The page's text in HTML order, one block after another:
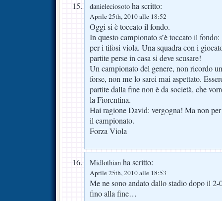
danieleciosoto ha scritto:
Aprile 25th, 2010 alle 18:52
Oggi si è toccato il fondo.
In questo campionato s’è toccato il
per i tifosi viola. Una squadra con i
partite perse in casa si deve scusare!
Un campionato del genere, non ricordo
forse, non me lo sarei mai aspettato.
partite dalla fine non è da società, che
la Fiorentina.
Hai ragione David: vergogna! Ma non
il campionato.
Forza Viola
Midlothian ha scritto:
Aprile 25th, 2010 alle 18:53
Me ne sono andato dallo stadio dopo il 2-
fino alla fine…